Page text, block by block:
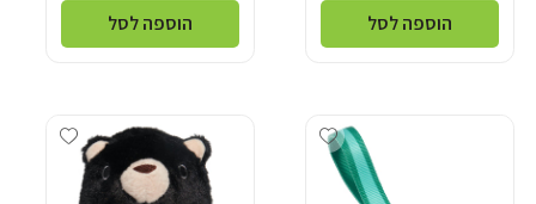
הוספה לסל הוספה לסל
Add wishlist
Add wishlist